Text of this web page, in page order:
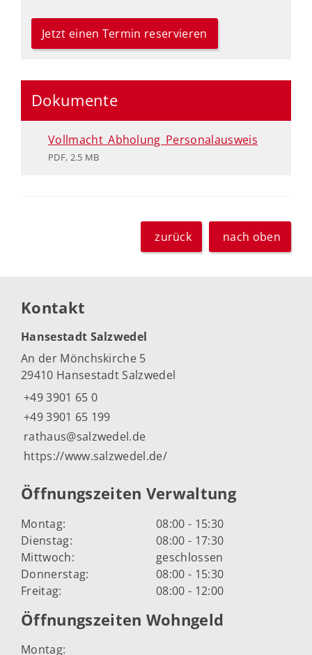
Jetzt einen Termin reservieren
Dokumente
Vollmacht_Abholung_Personalausweis
PDF, 2.5 MB
zurück nach oben
Kontakt
Hansestadt Salzwedel
An der Mönchskirche 5
29410 Hansestadt Salzwedel
+49 3901 65 0
+49 3901 65 199
rathaus@salzwedel.de
https://www.salzwedel.de/
Öffnungszeiten Verwaltung
Montag:
08:00 - 15:30
Dienstag:
08:00 - 17:30
Mittwoch:
geschlossen
Donnerstag:
08:00 - 15:30
Freitag:
08:00 - 12:00
Öffnungszeiten Wohngeld
Montag: